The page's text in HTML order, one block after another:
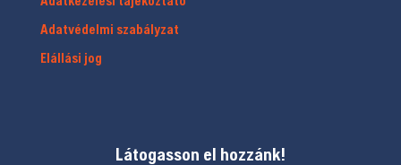
Adatvédelmi szabályzat
Elállási jog
Látogasson el hozzánk!